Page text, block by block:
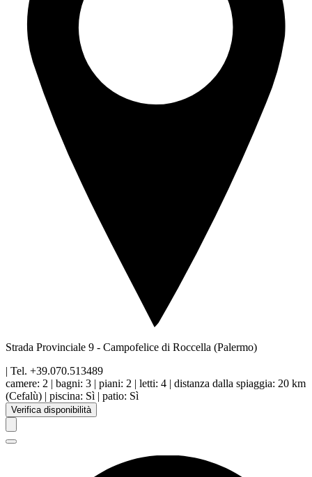
Strada Provinciale 9 - Campofelice di Roccella (Palermo)
| Tel. +39.070.513489
camere: 2 | bagni: 3 | piani: 2 | letti: 4 | distanza dalla spiaggia: 20 km
(Cefalù) | piscina: Sì | patio: Sì
Verifica disponibilità